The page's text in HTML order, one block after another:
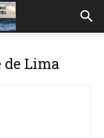
Lima